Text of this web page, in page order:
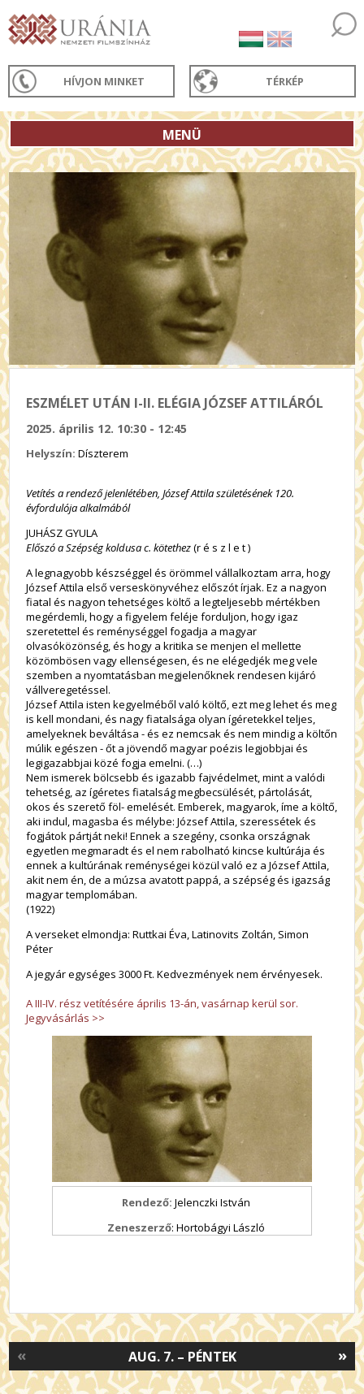
HÍVJON MINKET TÉRKÉP
MENÜ
ESZMÉLET UTÁN I-II. ELÉGIA JÓZSEF ATTILÁRÓL
2025. április 12. 10:30 - 12:45
Helyszín:Díszterem
Vetítés a rendező jelenlétében, József Attila születésének 120.
évfordulója alkalmából
JUHÁSZ GYULA
Előszó a Szépség koldusa c. kötethez(r é s z l e t )
A legnagyobb készséggel és örömmel vállalkoztam arra, hogy
József Attila első verseskönyvéhez előszót írjak. Ez a nagyon
fiatal és nagyon tehetséges költő a legteljesebb mértékben
megérdemli, hogy a figyelem feléje forduljon, hogy igaz
szeretettel és reménységgel fogadja a magyar
olvasóközönség, és hogy a kritika se menjen el mellette
közömbösen vagy ellenségesen, és ne elégedjék meg vele
szemben a nyomtatásban megjelenőknek rendesen kijáró
vállveregetéssel.
József Attila isten kegyelméből való költő, ezt meg lehet és meg
is kell mondani, és nagy fiatalsága olyan ígéretekkel teljes,
amelyeknek beváltása - és ez nemcsak és nem mindig a költőn
múlik egészen - őt a jövendő magyar poézis legjobbjai és
legigazabbjai közé fogja emelni. (…)
Nem ismerek bölcsebb és igazabb fajvédelmet, mint a valódi
tehetség, az ígéretes fiatalság megbecsülését, pártolását,
okos és szerető föl- emelését. Emberek, magyarok, íme a költő,
aki indul, magasba és mélybe: József Attila, szeressétek és
fogjátok pártját neki! Ennek a szegény, csonka országnak
egyetlen megmaradt és el nem rabolható kincse kultúrája és
ennek a kultúrának reménységei közül való ez a József Attila,
akit nem én, de a múzsa avatott pappá, a szépség és igazság
magyar templomában.
(1922)
A verseket elmondja: Ruttkai Éva, Latinovits Zoltán, Simon
Péter
A jegyár egységes 3000 Ft. Kedvezmények nem érvényesek.
A III-IV. rész vetítésére április 13-án, vasárnap kerül sor.
Jegyvásárlás >>
Rendező: Jelenczki István
Zeneszerző: Hortobágyi László
»
AUG. 7. – PÉNTEK
«